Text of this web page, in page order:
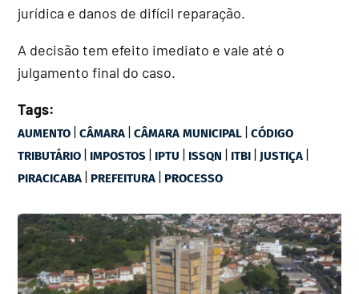
jurídica e danos de difícil reparação.
A decisão tem efeito imediato e vale até o
julgamento final do caso.
Tags:
AUMENTO |CÂMARA |CÂMARA MUNICIPAL |CÓDIGO
TRIBUTÁRIO | IMPOSTOS | IPTU | ISSQN | ITBI | JUSTIÇA |
PIRACICABA | PREFEITURA | PROCESSO